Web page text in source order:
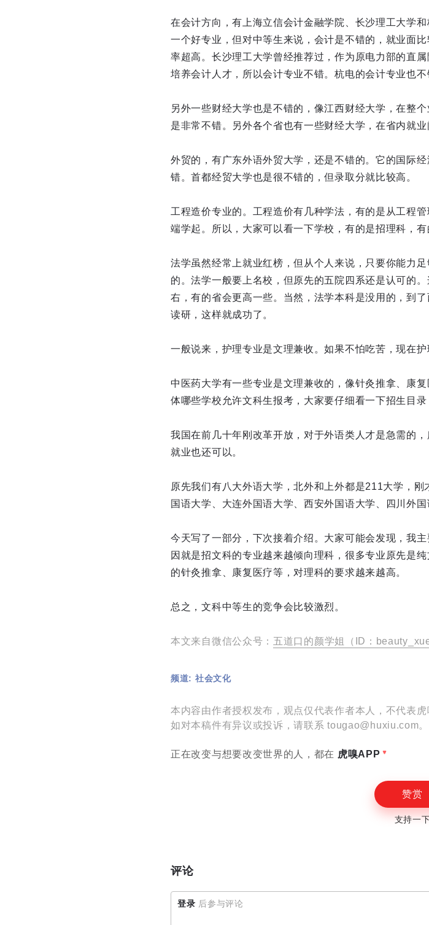
在会计方向，有上海立信会计金融学院、长沙理工大学
一个好专业，但对中等生来说，会计是不错的，就业面
率超高。长沙理工大学曾经推荐过，作为原电力部的直
培养会计人才，所以会计专业不错。杭电的会计专业也不
另外一些财经大学也是不错的，像江西财经大学，在整
是非常不错。另外各个省也有一些财经大学，在省内就业
外贸的，有广东外语外贸大学，还是不错的。它的国际
错。首都经贸大学也是很不错的，但录取分就比较高。
工程造价专业的。工程造价有几种学法，有的是从工程
端学起。所以，大家可以看一下学校，有的是招理科，有
法学虽然经常上就业红榜，但从个人来说，只要你能力
的。法学一般要上名校，但原先的五院四系还是认可的
右，有的省会更高一些。当然，法学本科是没用的，到
读研，这样就成功了。
一般说来，护理专业是文理兼收。如果不怕吃苦，现在
中医药大学有一些专业是文理兼收的，像针灸推拿、康
体哪些学校允许文科生报考，大家要仔细看一下招生目
我国在前几十年刚改革开放，对于外语类人才是急需的
就业也还可以。
原先我们有八大外语大学，北外和上外都是211大学，
国语大学、大连外国语大学、西安外国语大学、四川外
今天写了一部分，下次接着介绍。大家可能会发现，我
因就是招文科的专业越来越倾向理科，很多专业原先是
的针灸推拿、康复医疗等，对理科的要求越来越高。
总之，文科中等生的竞争会比较激烈。
本文来自微信公众号： 五道口的颜学姐（ID：
频道: 社会文化
本内容由作者授权发布，观点仅代表作者本人，不代表虎
如对本稿件有异议或投诉，请联系 tougao@huxiu.com。
正在改变与想要改变世界的人，都在 虎嗅APP
赞赏
支持一
评论
登录 后参与评论